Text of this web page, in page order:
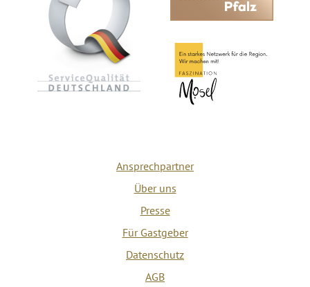
Ansprechpartner
Über uns
Presse
Für Gastgeber
Datenschutz
AGB